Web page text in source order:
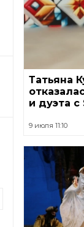
Татьяна
и дуэта с
9 июля 11:10